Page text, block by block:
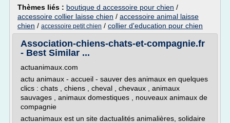
Thèmes liés : boutique d accessoire pour chien /
accessoire collier laisse chien / accessoire animal laisse
chien / accessoire petit chien / collier d'education pour chien
Association-chiens-chats-et-compagnie.fr
- Best Similar ...
actuanimaux.com
actu animaux - accueil - sauver des animaux en quelques
clics : chats , chiens , cheval , chevaux , animaux
sauvages , animaux domestiques , nouveaux animaux de
compagnie
actuanimaux est un site dactualités animalières, solidaire